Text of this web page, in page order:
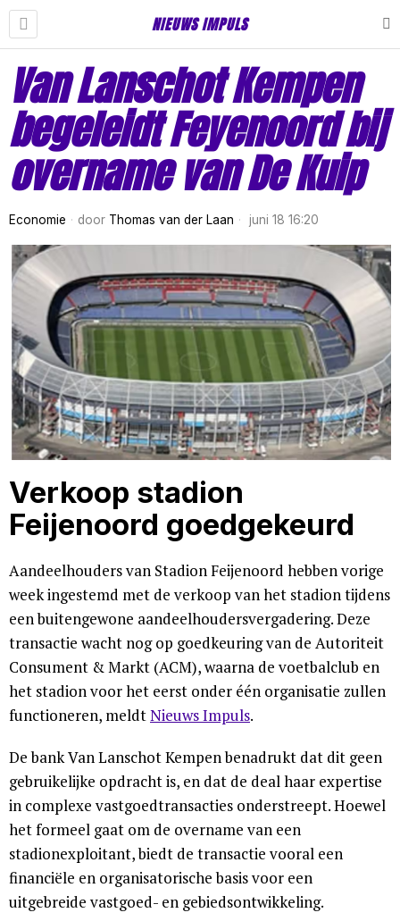
NIEUWS IMPULS
Van Lanschot Kempen
begeleidt Feyenoord bij
overname van De Kuip
Economie door Thomas van der Laan juni 18 16:20
Verkoop stadion
Feijenoord goedgekeurd
Aandeelhouders van Stadion Feijenoord hebben vorige
week ingestemd met de verkoop van het stadion tijdens
een buitengewone aandeelhoudersvergadering. Deze
transactie wacht nog op goedkeuring van de Autoriteit
Consument & Markt (ACM), waarna de voetbalclub en
het stadion voor het eerst onder één organisatie zullen
functioneren, meldtNieuws Impuls.
De bank Van Lanschot Kempen benadrukt dat dit geen
gebruikelijke opdracht is, en dat de deal haar expertise
in complexe vastgoedtransacties onderstreept. Hoewel
het formeel gaat om de overname van een
stadionexploitant, biedt de transactie vooral een
financiële en organisatorische basis voor een
uitgebreide vastgoed- en gebiedsontwikkeling.